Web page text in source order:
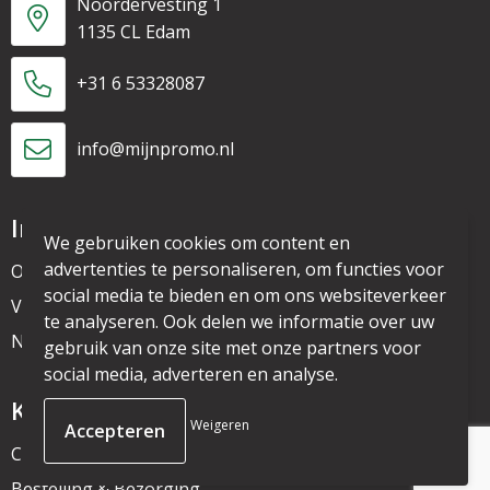
1135 CL Edam
+31 6 53328087
info@mijnpromo.nl
Informatie
Over ons
Veelgestelde vragen
Nieuwsbrief
Klantenservice
Contact
We gebruiken cookies om content en
advertenties te personaliseren, om functies voor
social media te bieden en om ons websiteverkeer
te analyseren. Ook delen we informatie over uw
gebruik van onze site met onze partners voor
social media, adverteren en analyse.
Weigeren